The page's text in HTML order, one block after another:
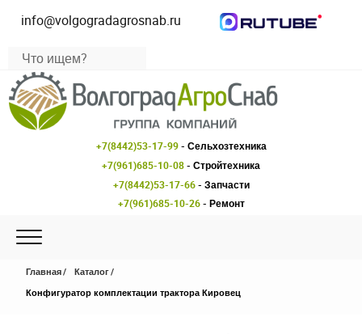
info@volgogradagrosnab.ru
+7(8442)53-17-99- Сельхозтехника
+7(961)685-10-08- Стройтехника
+7(8442)53-17-66- Запчасти
+7(961)685-10-26- Ремонт
Главная
Каталог
Конфигуратор комплектации трактора Кировец